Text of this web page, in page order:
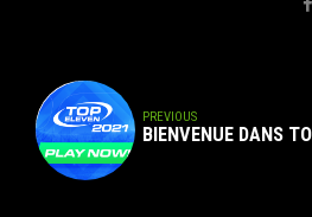
PREVIOUS
BIENVENUE DANS